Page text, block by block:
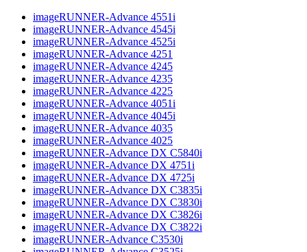
imageRUNNER-Advance 4551i
imageRUNNER-Advance 4545i
imageRUNNER-Advance 4525i
imageRUNNER-Advance 4251
imageRUNNER-Advance 4245
imageRUNNER-Advance 4235
imageRUNNER-Advance 4225
imageRUNNER-Advance 4051i
imageRUNNER-Advance 4045i
imageRUNNER-Advance 4035
imageRUNNER-Advance 4025
imageRUNNER-Advance DX C5840i
imageRUNNER-Advance DX 4751i
imageRUNNER-Advance DX 4725i
imageRUNNER-Advance DX C3835i
imageRUNNER-Advance DX C3830i
imageRUNNER-Advance DX C3826i
imageRUNNER-Advance DX C3822i
imageRUNNER-Advance C3530i